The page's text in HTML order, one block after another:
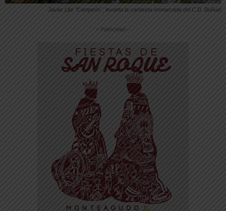
Javier Lite "Campeón", levanta la camiseta enmarcada del C.D. Buñuel
-- Publicidad --